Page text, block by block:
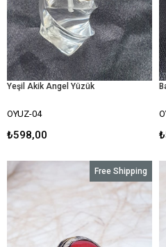
Yeşil Akik Angel Yüzük
OYUZ-04
₺598,00
Free Shipping